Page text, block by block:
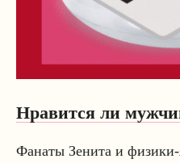
Нравится ли
Фанаты Зенита и